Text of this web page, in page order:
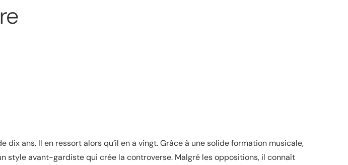
dix ans. Il en ressort alors qu’il en a vingt. Grâce à une solide formation musicale,
style avant-gardiste qui crée la controverse. Malgré les oppositions, il connaît